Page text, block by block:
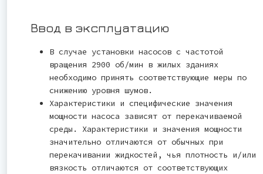
Ввод в эксплуатацию
В случае установки насосов с частотой
вращения 2900 об/мин в жилых зданиях
необходимо принять соответствующие меры по
снижению уровня шумов.
Характеристики и специфические значения
мощности насоса зависят от перекачиваемой
среды. Характеристики и значения мощности
значительно отличаются от обычных при
перекачивании жидкостей, чья плотность и/или
вязкость отличаются от соответствующих